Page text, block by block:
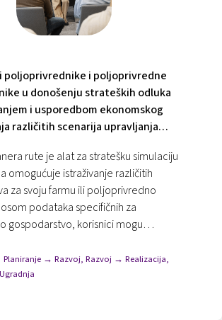
poljoprivrednike i poljoprivredne
u donošenju strateških odluka
i usporedbom ekonomskog
različitih scenarija upravljanja
rute je alat za stratešku simulaciju
omogućuje istraživanje različitih
za svoju farmu ili poljoprivredno
podataka specifičnih za
gospodarstvo, korisnici mogu
Planiranje → Razvoj, Razvoj → Realizacija,